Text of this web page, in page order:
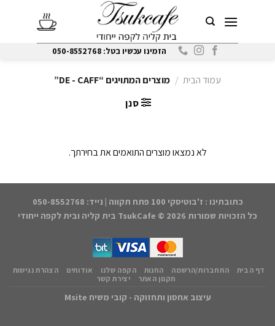
הזמינו עכשיו בטל: 050-8552768
עמוד הבית / מוצרים המתויגים “DE - CAFF”
סנן
לא נמצאו מוצרים התואמים את בחירתך.
כתובתינו : ז'בוטיסקי 100 פתח תקווה | נייד: 050-8552768
כל הזכויות שמורות 2026 ©
TsukCafe בית קליה ובית לקפה ייחודי
דף הבית התחברות/הרשמה החנות הקפה שלנו אודותינו
הצהרת נגישות
תקנון האתר
יצירת קשר
עיצוב אחסון ותחזוקה - קובי משיח Msite